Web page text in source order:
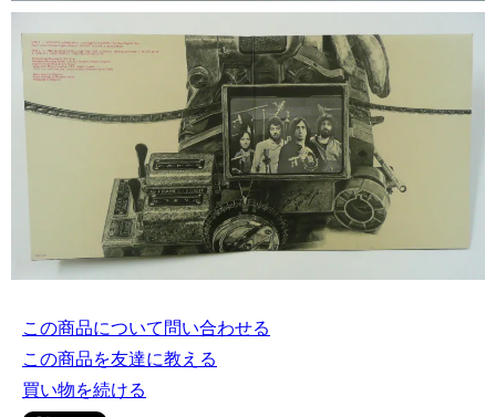
この商品について問い合わせる
この商品を友達に教える
買い物を続ける